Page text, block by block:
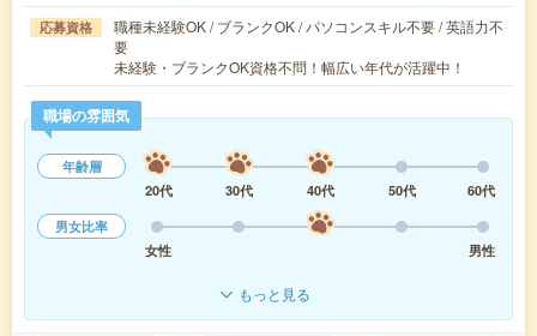
応募資格
職種未経験OK / ブランクOK / パソコンスキル不要 / 英語力不
要
未経験・ブランクOK資格不問！幅広い年代が活躍中！
職場の雰囲気
年齢層
20代
30代 40代 50代
60代
男女比率
女性
男性
もっと見る